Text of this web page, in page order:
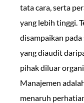
tata cara, serta
yang lebih tinggi.
disampaikan
yang diaudit
pihak diluar
Manajemen
menaruh